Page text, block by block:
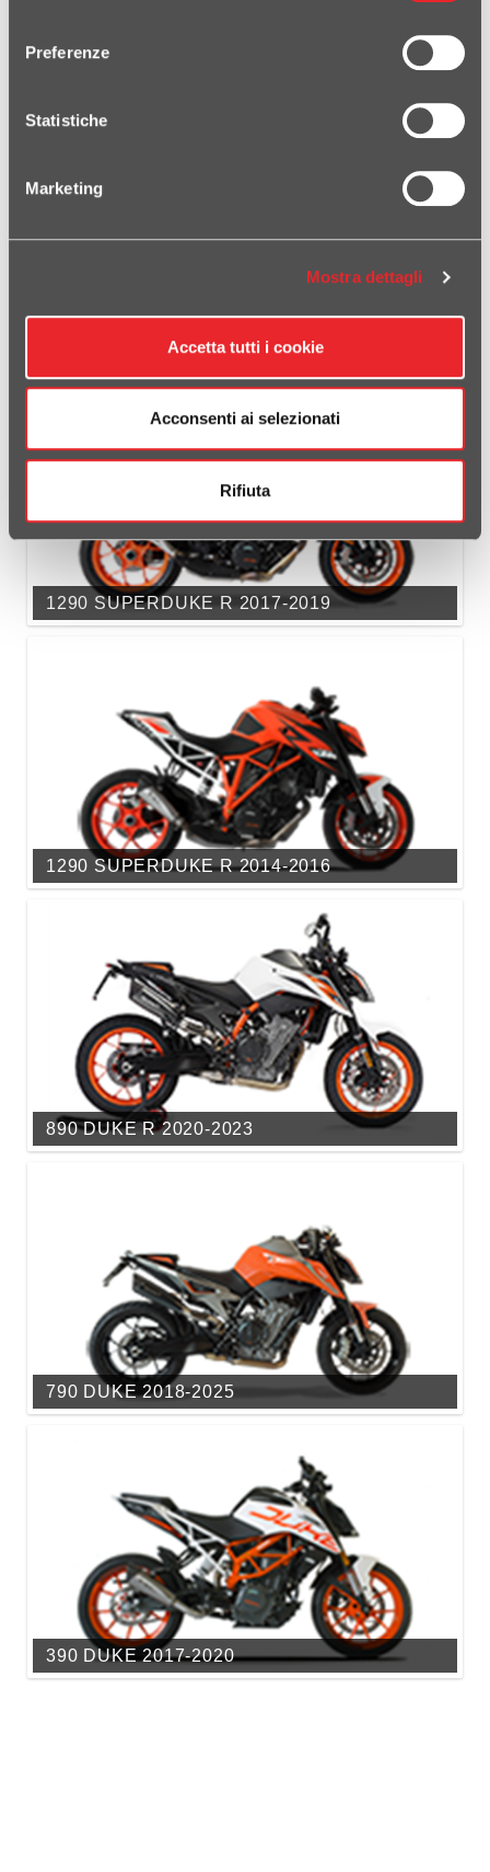
Preferenze
Statistiche
Marketing
Mostra dettagli
Accetta tutti i cookie
Acconsenti ai selezionati
Rifiuta
1290 SUPERDUKE GT 2017-2021
1290 SUPERDUKE R 2017-2019
1290 SUPERDUKE R 2014-2016
890 DUKE R 2020-2023
790 DUKE 2018-2025
390 DUKE 2017-2020